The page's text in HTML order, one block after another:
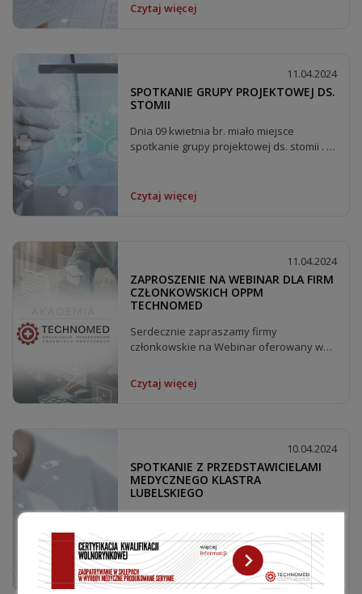
Czytaj więcej
11.04.2024
SPOTKANIE GRUPY PROJEKTOWEJ DS.
STOMII
Dnia 09 kwietnia br. miało miejsce
spotkanie grupy projektowej ds. stomii . W
Czytaj więcej
11.04.2024
ZAPROSZENIE NA WEBINAR DLA FIRM
CZŁONKOWSKICH OPPM
TECHNOMED
Serdecznie zapraszamy firmy
członkowskie na Webinar oferowany w
Czytaj więcej
10.04.2024
SPOTKANIE Z PRZEDSTAWICIELAMI
MEDYCZNEGO KLASTRA
LUBELSKIEGO
z przedstawicielami Medycznego Klastra
Lubelskiego ....
Czytaj więcej